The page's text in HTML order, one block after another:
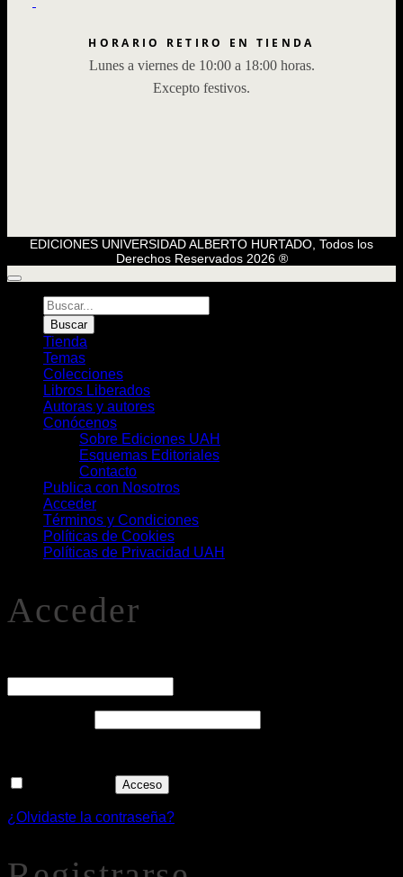
HORARIO RETIRO EN TIENDA
Lunes a viernes de 10:00 a 18:00 horas.
Excepto festivos.
EDICIONES UNIVERSIDAD ALBERTO HURTADO, Todos los
Derechos Reservados 2026 ®
Búsqueda
de
Libros
Buscar
Tienda
Temas
Colecciones
Libros Liberados
Autoras y autores
Conócenos
Sobre Ediciones UAH
Esquemas Editoriales
Contacto
Publica con Nosotros
Acceder
Términos y Condiciones
Políticas de Cookies
Políticas de Privacidad UAH
Acceder
Acceso
¿Olvidaste la contraseña?